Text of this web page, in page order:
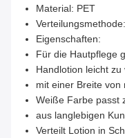
Material: PET
Eigenschaften:
Für die Hautpflege
Handlotion leicht zu
mit einer Breite von
Weiße Farbe passt
aus langlebigen
Verteilt Lotion in